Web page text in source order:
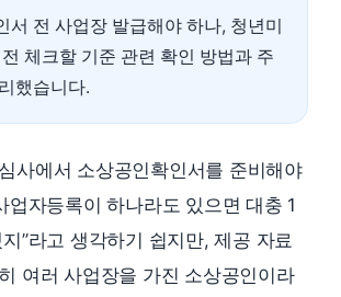
서 전 사업장 발급해야 하나, 청년미
체크할 기준 관련 확인 방법과 주
했습니다.
사에서 소상공인확인서를 준비해야
업자등록이 하나라도 있으면 대충 1
”라고 생각하기 쉽지만, 제공 자료
여러 사업장을 가진 소상공인이라